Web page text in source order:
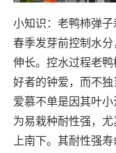
小知识：老鸭柿弹
春季发芽前控制水
伸长。控水过程老
好者的钟爱，而不
爱慕不单是因其叶
为易栽种耐性强，
上南下。其耐性强